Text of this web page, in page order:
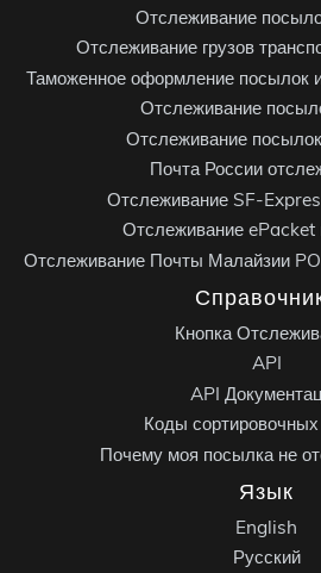
Отслеживание
Отслеживание грузов
Таможенное оформление посылок
Отслеживание
Отслеживание
Почта России
Отслеживание SF-
Отслеживание ePacket
Отслеживание Почты Малайзии
Кнопка
API
API
Коды
Почему моя посылка не
Язык
English
Русский